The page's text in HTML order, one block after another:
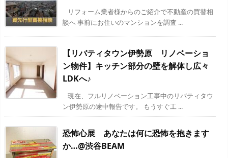
リフォーム業者様からのご紹介で不動産の買替相
談へ 事前にお住いのマンションを調査 ...
【リバティタウン伊勢原 リノベーショ
ン物件】キッチン部分の壁を解体し広々
LDKへ♪
現在、フルリノベーション工事中のリバティタウ
ン伊勢原の途中報告です。 もうすぐ工 ...
恐怖心展 あなたは何に恐怖を抱きます
か…@渋谷BEAM